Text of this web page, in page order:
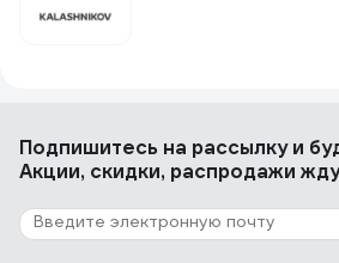
Подпишитесь на рассылкуи
Акции, скидки, распродажи